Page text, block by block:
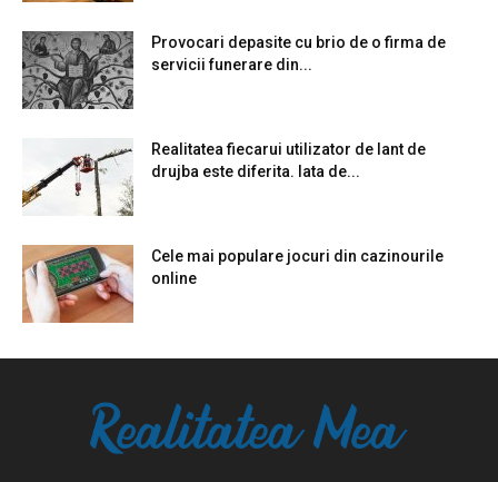
Provocari depasite cu brio de o firma de
servicii funerare din...
Realitatea fiecarui utilizator de lant de
drujba este diferita. Iata de...
Cele mai populare jocuri din cazinourile
online